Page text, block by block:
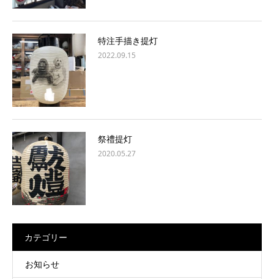
特注手描き提灯
2022.09.15
祭禮提灯
2020.05.27
カテゴリー
お知らせ